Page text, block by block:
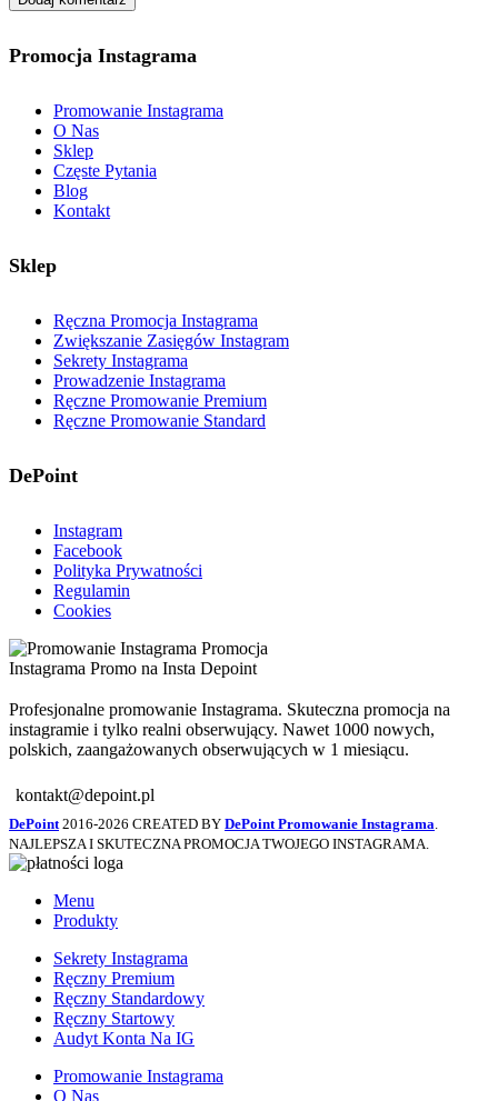
Promocja Instagrama
Promowanie Instagrama
O Nas
Sklep
Częste Pytania
Blog
Kontakt
Sklep
Ręczna Promocja Instagrama
Zwiększanie Zasięgów Instagram
Sekrety Instagrama
Prowadzenie Instagrama
Ręczne Promowanie Premium
Ręczne Promowanie Standard
DePoint
Instagram
Facebook
Polityka Prywatności
Regulamin
Cookies
Profesjonalne promowanie Instagrama. Skuteczna promocja na
instagramie i tylko realni obserwujący. Nawet 1000 nowych,
polskich, zaangażowanych obserwujących w 1 miesiącu.
kontakt@depoint.pl
DePoint 2016-2026 CREATED BY DePoint Promowanie Instagrama.
NAJLEPSZA I SKUTECZNA PROMOCJA TWOJEGO INSTAGRAMA.
Menu
Produkty
Sekrety Instagrama
Ręczny Premium
Ręczny Standardowy
Ręczny Startowy
Audyt Konta Na IG
Promowanie Instagrama
O Nas